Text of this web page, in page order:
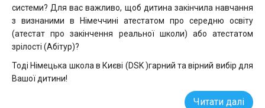
системи? Для вас важливо, щоб дитина закінчила навчання
з визнаними в Німеччині атестатом про середню освіту
(атестат про закінчення реальної школи) або атестатом
зрілості (Aбітур)?
Тоді Німецька школа в Києві (DSK )гарний та вірний вибір для
Вашої дитини!
Читати далі